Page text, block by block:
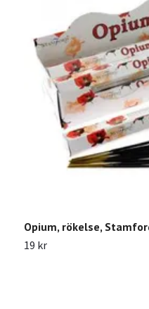
Opium, rökelse,
19 kr